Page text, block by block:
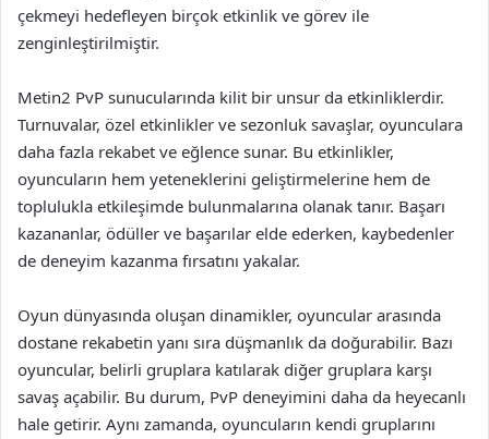
çekmeyi hedefleyen birçok etkinlik ve görev ile
zenginleştirilmiştir.
Metin2 PvP sunucularında kilit bir unsur da etkinliklerdir.
Turnuvalar, özel etkinlikler ve sezonluk savaşlar, oyunculara
daha fazla rekabet ve eğlence sunar. Bu etkinlikler,
oyuncuların hem yeteneklerini geliştirmelerine hem de
toplulukla etkileşimde bulunmalarına olanak tanır. Başarı
kazananlar, ödüller ve başarılar elde ederken, kaybedenler
de deneyim kazanma fırsatını yakalar.
Oyun dünyasında oluşan dinamikler, oyuncular arasında
dostane rekabetin yanı sıra düşmanlık da doğurabilir. Bazı
oyuncular, belirli gruplara katılarak diğer gruplara karşı
savaş açabilir. Bu durum, PvP deneyimini daha da heyecanlı
hale getirir. Aynı zamanda, oyuncuların kendi gruplarını